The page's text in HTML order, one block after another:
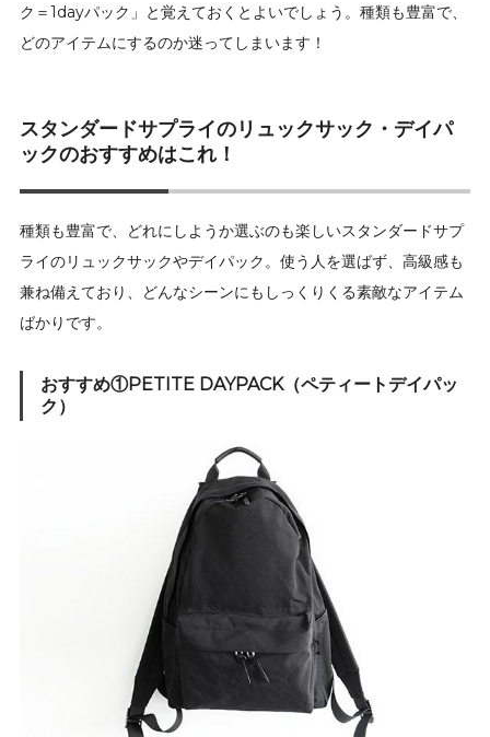
ク＝1dayパック」と覚えておくとよいでしょう。種類も豊富で、
どのアイテムにするのか迷ってしまいます！
スタンダードサプライのリュックサック・デイパ
ックのおすすめはこれ！
種類も豊富で、どれにしようか選ぶのも楽しいスタンダードサプ
ライのリュックサックやデイパック。使う人を選ばず、高級感も
兼ね備えており、どんなシーンにもしっくりくる素敵なアイテム
ばかりです。
おすすめ①PETITE DAYPACK（ペティートデイパッ
ク）